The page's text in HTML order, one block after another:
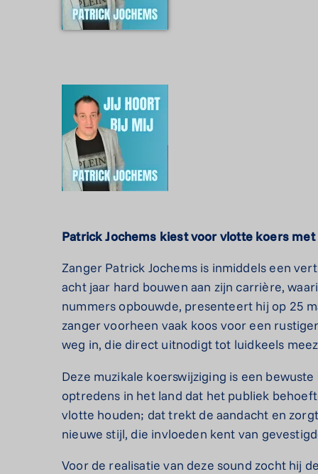
Patrick Jochems kiestvoorvlotte koers met
Zanger Patrick Jochems is inmiddels een
acht jaar hard bouwen aan zijn carrière,
nummers opbouwde, presenteert hij op 25
zanger voorheen vaak koos voor een
weg in, die direct uitnodigt tot luidkeels
Deze muzikale koerswijziging is een
optredens in het land dat het publiek
vlotte houden; dat trekt de aandacht en
nieuwe stijl, die invloeden kent van
Voor de realisatie van deze sound zocht hij